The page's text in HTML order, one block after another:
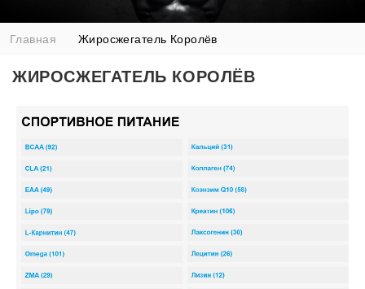
Главная Жиросжегатель Королёв
ЖИРОСЖЕГАТЕЛЬ КОРОЛЁВ